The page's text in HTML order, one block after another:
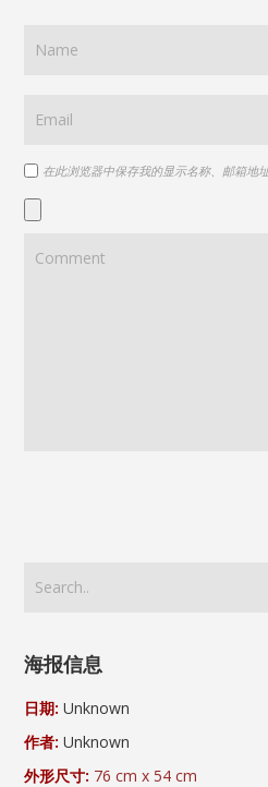
在此浏览器中保存我的显示名称、邮箱地
海报信息
日期: Unknown
作者: Unknown
外形尺寸: 76 cm x 54 cm